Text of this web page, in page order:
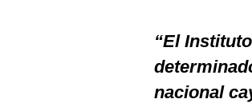
“El
nacional